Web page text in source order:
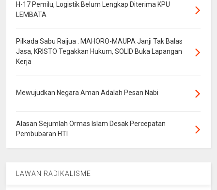
H-17 Pemilu, Logistik Belum Lengkap Diterima KPU
LEMBATA
Pilkada Sabu Raijua : MAHORO-MAUPA Janji Tak Balas
Jasa, KRISTO Tegakkan Hukum, SOLID Buka Lapangan
Kerja
Mewujudkan Negara Aman Adalah Pesan Nabi
Alasan Sejumlah Ormas Islam Desak Percepatan
Pembubaran HTI
LAWAN RADIKALISME